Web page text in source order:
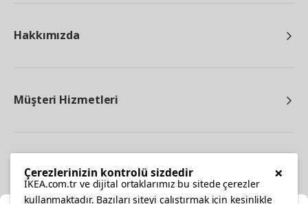
Hakkımızda
Müşteri Hizmetleri
×
Çerezlerinizin kontrolü sizdedir
IKEA.com.tr ve dijital ortaklarımız bu sitede çerezler
kullanmaktadır. Bazıları siteyi çalıştırmak için kesinlikle